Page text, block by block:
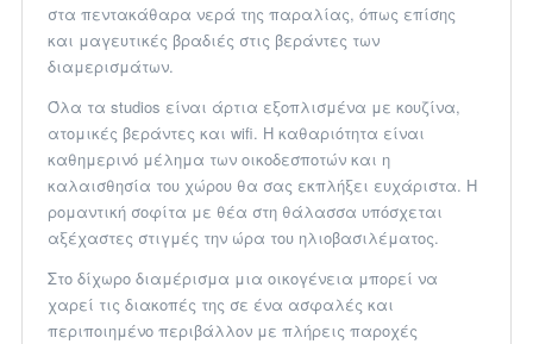
στα πεντακάθαρα νερά της παραλίας, όπως επίσης
και μαγευτικές βραδιές στις βεράντες των
διαμερισμάτων.
Όλα τα studios είναι άρτια εξοπλισμένα με κουζίνα,
ατομικές βεράντες και wifi. Η καθαριότητα είναι
καθημερινό μέλημα των οικοδεσποτών και η
καλαισθησία του χώρου θα σας εκπλήξει ευχάριστα. H
ρομαντική σοφίτα με θέα στη θάλασσα υπόσχεται
αξέχαστες στιγμές την ώρα του ηλιοβασιλέματος.
Στο δίχωρο διαμέρισμα μια οικογένεια μπορεί να
χαρεί τις διακοπές της σε ένα ασφαλές και
περιποιημένο περιβάλλον με πλήρεις παροχές